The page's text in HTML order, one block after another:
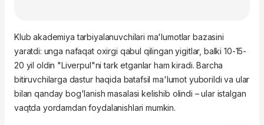
Klub akademiya tarbiyalanuvchilari ma'lumotlar bazasini
yaratdi: unga nafaqat oxirgi qabul qilingan yigitlar, balki 10-15-
20 yil oldin "Liverpul"ni tark etganlar ham kiradi. Barcha
bitiruvchilarga dastur haqida batafsil ma'lumot yuborildi va ular
bilan qanday bog'lanish masalasi kelishib olindi – ular istalgan
vaqtda yordamdan foydalanishlari mumkin.